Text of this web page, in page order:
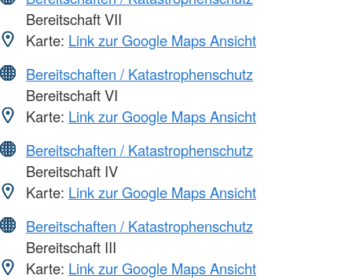
Bereitschaft VII
Karte: Link zur Google Maps Ansicht
Bereitschaften / Katastrophenschutz
Bereitschaft VI
Karte: Link zur Google Maps Ansicht
Bereitschaften / Katastrophenschutz
Bereitschaft IV
Karte: Link zur Google Maps Ansicht
Bereitschaften / Katastrophenschutz
Bereitschaft III
Karte: Link zur Google Maps Ansicht